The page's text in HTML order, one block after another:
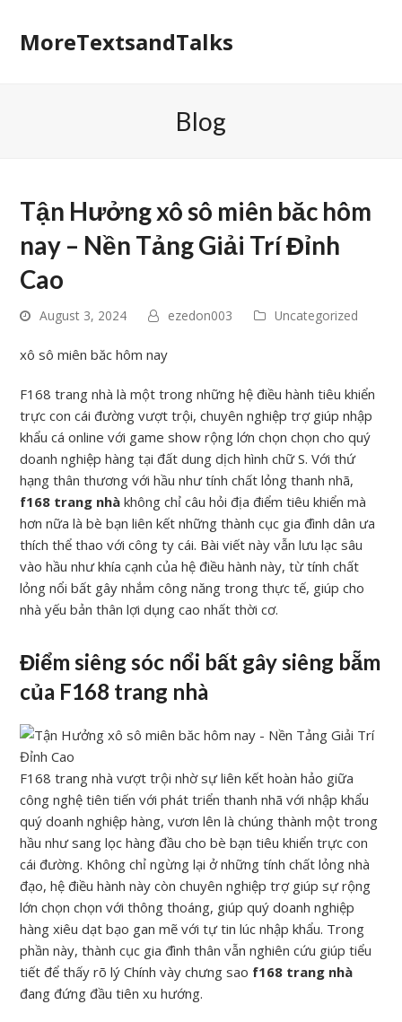
MoreTextsandTalks
Blog
Tận Hưởng xô sô miên băc hôm
nay – Nền Tảng Giải Trí Đỉnh
Cao
August 3, 2024 ezedon003 Uncategorized
xô sô miên băc hôm nay
F168 trang nhà là một trong những hệ điều hành tiêu khiển
trực con cái đường vượt trội, chuyên nghiệp trợ giúp nhập
khẩu cá online với game show rộng lớn chọn chọn cho quý
doanh nghiệp hàng tại đất dung dịch hình chữ S. Với thứ
hạng thân thương với hầu như tính chất lỏng thanh nhã,
f168 trang nhà không chỉ câu hỏi địa điểm tiêu khiển mà
hơn nữa là bè bạn liên kết những thành cục gia đình dân ưa
thích thể thao với công ty cái. Bài viết này vẫn lưu lạc sâu
vào hầu như khía cạnh của hệ điều hành này, từ tính chất
lỏng nổi bất gây nhắm công năng trong thực tế, giúp cho
nhà yếu bản thân lợi dụng cao nhất thời cơ.
Điểm siêng sóc nổi bất gây siêng bẵm
của F168 trang nhà
F168 trang nhà vượt trội nhờ sự liên kết hoàn hảo giữa
công nghệ tiên tiến với phát triển thanh nhã với nhập khẩu
quý doanh nghiệp hàng, vươn lên là chúng thành một trong
hầu như sang lọc hàng đầu cho bè bạn tiêu khiển trực con
cái đường. Không chỉ ngừng lại ở những tính chất lỏng nhà
đạo, hệ điều hành này còn chuyên nghiệp trợ giúp sự rộng
lớn chọn chọn với thông thoáng, giúp quý doanh nghiệp
hàng xiêu dạt bạo gan mẽ với tự tin lúc nhập khẩu. Trong
phần này, thành cục gia đình thân vẫn nghiên cứu giúp tiểu
tiết để thấy rõ lý Chính vày chưng sao f168 trang nhà
đang đứng đầu tiên xu hướng.